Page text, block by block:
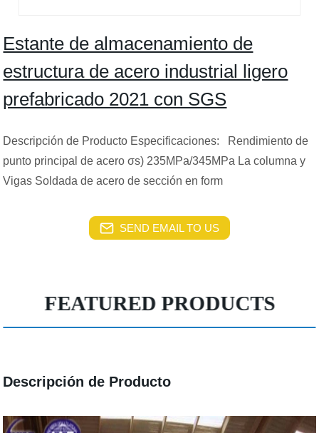
Estante de almacenamiento de
estructura de acero industrial ligero
prefabricado 2021 con SGS
Descripción de Producto Especificaciones: Rendimiento de
punto principal de acero σs) 235MPa/345MPa La columna y
Vigas Soldada de acero de sección en form
SEND EMAIL TO US
FEATURED PRODUCTS
Descripción de Producto